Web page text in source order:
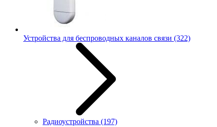
Устройства для беспроводных каналов связи (322)
Радиоустройства (197)